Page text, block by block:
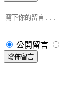
公開留言
發佈留言